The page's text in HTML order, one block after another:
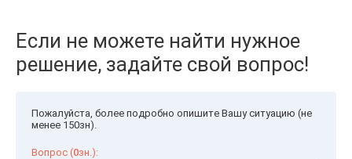
Если не можете найти нужное
решение, задайте свой вопрос!
Пожалуйста, более подробно опишите Вашу ситуацию (не
менее 150зн).
Вопрос (0зн.):